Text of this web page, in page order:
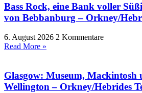
Bass Rock, eine Bank voller
von Bebbanburg – Orkney/
6. August 2026 2 Kommentare
Read More »
Glasgow: Museum, Mackintosh
Wellington – Orkney/Hebrides